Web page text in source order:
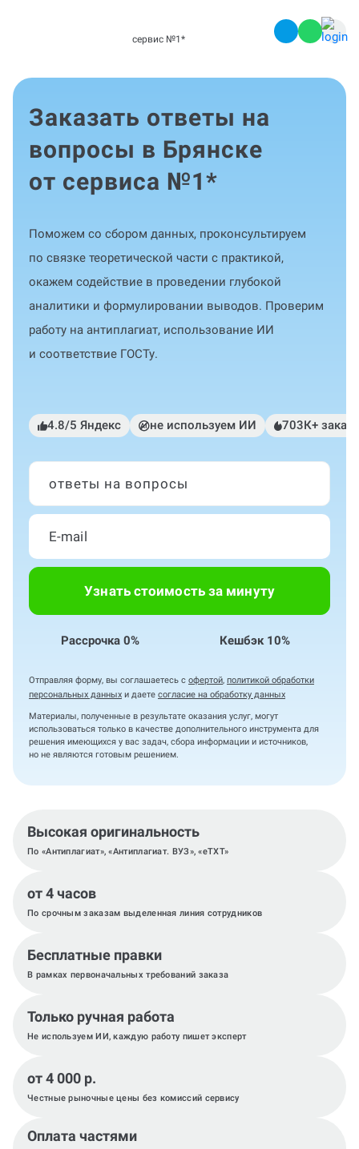
сервис №1 *
Заказать ответы на
вопросы в Брянске
от сервиса №1*
Поможем со сбором данных, проконсультируем
по связке теоретической части с практикой,
окажем содействие в проведении глубокой
аналитики и формулировании выводов. Проверим
работу на антиплагиат, использование ИИ
и соответствие ГОСТу.
4.8/5 Яндекс не используем ИИ 703К+
ответы на вопросы
Узнать стоимость за минуту
Рассрочка 0% Кешбэк 10%
Отправляя форму, вы соглашаетесь с офертой, политикой обработки
персональных данных и даете согласие на обработку данных
Материалы, полученные в результате оказания услуг, могут
использоваться только в качестве дополнительного инструмента для
решения имеющихся у вас задач, сбора информации и источников,
но не являются готовым решением.
Высокая оригинальность
По «Антиплагиат», «Антиплагиат. ВУЗ», «eTXT»
от 4 часов
По срочным заказам выделенная линия сотрудников
Бесплатные правки
В рамках первоначальных требований заказа
Только ручная работа
Не используем ИИ, каждую работу пишет эксперт
от 4 000 р.
Честные рыночные цены без комиссий сервису
Оплата частями